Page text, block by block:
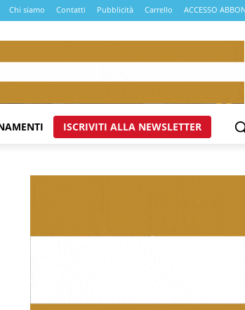
Chi siamo Contatti Pubblicità Carrello ACCESSO
ISCRIVITI ALLA NEWSLETTER